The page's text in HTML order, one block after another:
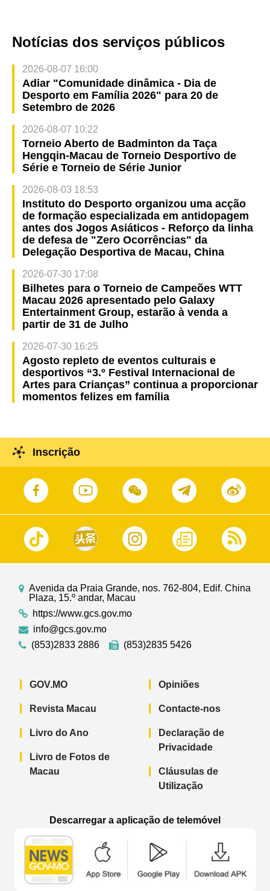
Notícias dos serviços públicos
2026-08-07 16:00
Adiar "Comunidade dinâmica - Dia de
Desporto em Família 2026" para 20 de
Setembro de 2026
2026-08-07 10:22
Torneio Aberto de Badminton da Taça
Hengqin-Macau de Torneio Desportivo de
Série e Torneio de Série Junior
2026-08-03 18:53
Instituto do Desporto organizou uma acção
de formação especializada em antidopagem
antes dos Jogos Asiáticos - Reforço da linha
de defesa de "Zero Ocorrências" da
Delegação Desportiva de Macau, China
2026-07-30 17:08
Bilhetes para o Torneio de Campeões WTT
Macau 2026 apresentado pelo Galaxy
Entertainment Group, estarão à venda a
partir de 31 de Julho
2026-07-30 16:25
Agosto repleto de eventos culturais e
desportivos “3.º Festival Internacional de
Artes para Crianças” continua a proporcionar
momentos felizes em família
Inscrição
Avenida da Praia Grande, nos. 762-804, Edif. China
Plaza, 15.º andar, Macau
https://www.gcs.gov.mo
info@gcs.gov.mo
(853)2833 2886
(853)2835 5426
GOV.MO
Revista Macau
Livro do Ano
Livro de Fotos de
Macau
Opiniões
Contacte-nos
Declaração de
Privacidade
Cláusulas de
Utilização
Descarregar a aplicação de telemóvel